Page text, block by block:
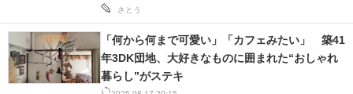
さとう
「何から何まで可愛い」「カフェみたい」 築41
年3DK団地、大好きなものに囲まれた“おしゃれ
暮らし”がステキ